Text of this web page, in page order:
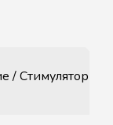
/ Стимулятор